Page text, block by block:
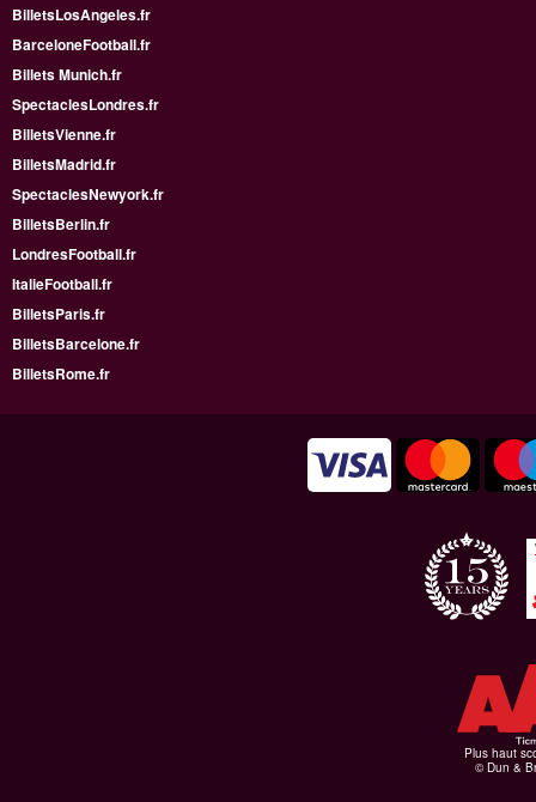
BilletsLosAngeles.fr
BarceloneFootball.fr
Billets Munich.fr
SpectaclesLondres.fr
BilletsVienne.fr
BilletsMadrid.fr
SpectaclesNewyork.fr
BilletsBerlin.fr
LondresFootball.fr
ItalieFootball.fr
BilletsParis.fr
BilletsBarcelone.fr
BilletsRome.fr
Plus haut
© Dun &